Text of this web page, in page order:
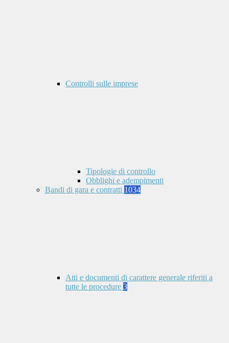
Controlli sulle imprese
Tipologie di controllo
Obblighi e adempimenti
Bandi di gara e contratti 1034
Atti e documenti di carattere generale riferiti a
tutte le procedure 3